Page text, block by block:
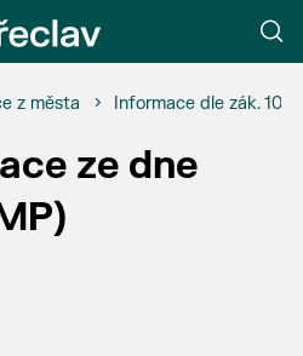
z města Informace dle zák.
ze dne